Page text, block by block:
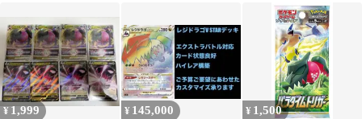
ポケカ
ポケモンカードゲーム
¥1,999 ¥ 145,000 ¥ 1,500